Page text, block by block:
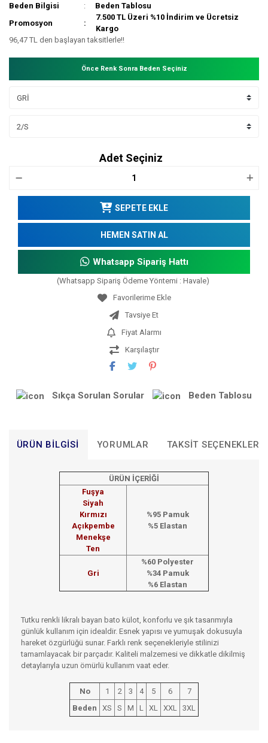
Beden Bilgisi
Beden Tablosu
Promosyon
7.500 TL Üzeri %10 İndirim ve Ücretsiz
Kargo
96,47 TL den başlayan taksitlerle!!
Önce Renk Sonra Beden Seçiniz
Adet Seçiniz
SEPETE EKLE
HEMEN SATIN AL
Whatsapp Sipariş Hattı
(Whatsapp Sipariş Ödeme Yöntemi : Havale)
Tavsiye Et
Fiyat Alarmı
Karşılaştır
Sıkça Sorulan Sorular Beden Tablosu
ÜRÜN BILGISI YORUMLAR TAKSIT SEÇENEKLERI
ÜRÜN İÇERİĞİ
Fuşya
Siyah
Kırmızı
Açıkpembe
Menekşe
Ten
%95 Pamu k
%5 Elastan
Gri
%60 Polyester
%34 Pamuk
%6 Elastan
Tutku renkli likralı bayan bato külot, konforlu ve şık tasarımıyla
günlük kullanım için idealdir. Esnek yapısı ve yumuşak dokusuyla
hareket özgürlüğü sunar. Farklı renk seçenekleriyle stilinizi
tamamlayacak bir parçadır. Kaliteli malzemesi ve dikkatle dikilmiş
detaylarıyla uzun ömürlü kullanım vaat eder.
No 1 2 3 4 5 6
7
Beden
XS S M L XL XXL 3XL